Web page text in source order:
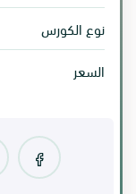
نوع الكورس
السعر